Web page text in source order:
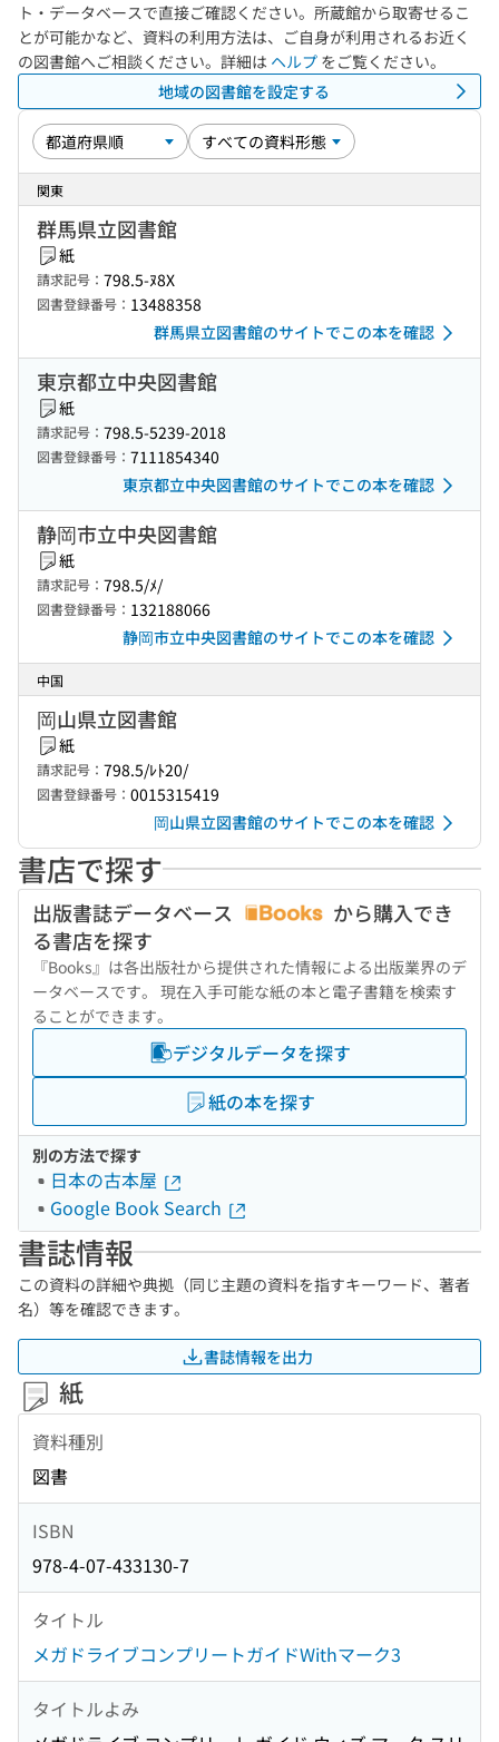
ト・データベースで直接ご確認ください。所蔵館から取寄せるこ
とが可能かなど、資料の利用方法は、ご自身が利用されるお近く
の図書館へご相談ください。詳細は ヘルプ をご覧ください。
地域の図書館を設定する
関東
群馬県立図書館
紙
請求記号： 798.5-ﾇ8X
図書登録番号： 13488358
群馬県立図書館のサイトでこの本を確認
東京都立中央図書館
紙
請求記号： 798.5-5239-2018
図書登録番号： 7111854340
東京都立中央図書館のサイトでこの本を確認
静岡市立中央図書館
紙
請求記号： 798.5/ﾒ/
図書登録番号： 132188066
静岡市立中央図書館のサイトでこの本を確認
中国
岡山県立図書館
紙
請求記号： 798.5/ﾚﾄ20/
図書登録番号： 0015315419
岡山県立図書館のサイトでこの本を確認
書店で探す
出版書誌データベース
から購入でき
る書店を探す
『Books』は各出版社から提供された情報による出版業界のデ
ータベースです。 現在入手可能な紙の本と電子書籍を検索す
ることができます。
デジタルデータを探す
紙の本を探す
別の方法で探す
日本の古本屋
Google Book Search
書誌情報
この資料の詳細や典拠（同じ主題の資料を指すキーワード、著者
名）等を確認できます。
書誌情報を出力
紙
資料種別
図書
ISBN
978-4-07-433130-7
タイトル
メガドライブコンプリートガイドWithマーク3
タイトルよみ